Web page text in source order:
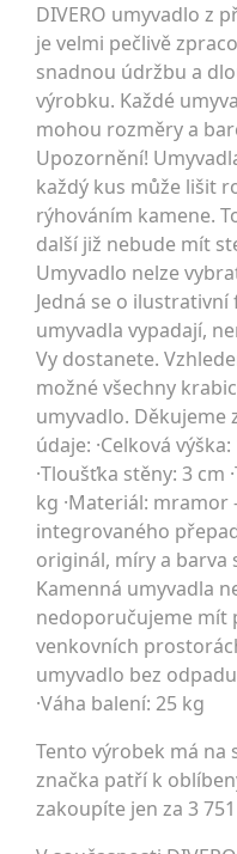
DIVERO umyvadlo z
je velmi pečlivě
snadnou údržbu a
výrobku. Každé
mohou rozměry a
Upozornění!
každý kus může lišit
rýhováním kamene.
další již nebude mít
Umyvadlo nelze
Jedná se o
umyvadla vypadají,
Vy dostanete.
možné všechny
umyvadlo. Děkujeme
údaje: ·Celková
·Tloušťka stěny: 3 cm
kg ·Materiál: mramor
integrovaného
originál, míry a barva
Kamenná umyvadla
nedoporučujeme mít
venkovních
umyvadlo bez
·Váha balení: 25 kg
Tento výrobek má na
značka patří k
zakoupíte jen za 3 751